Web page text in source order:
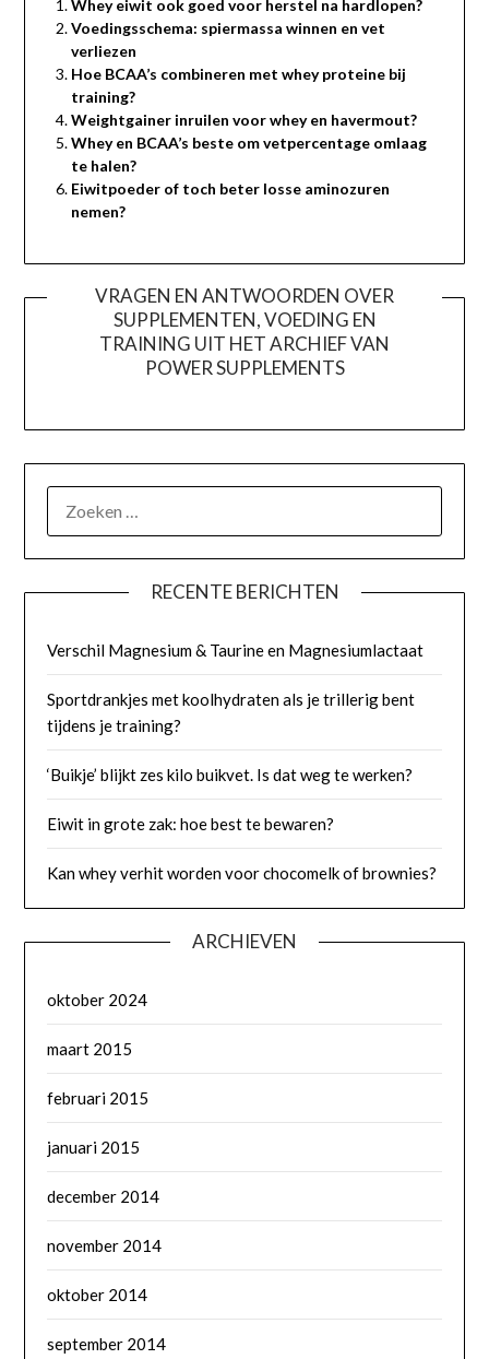
Whey eiwit ook goed voor herstel na hardlopen?
Voedingsschema: spiermassa winnen en vet
verliezen
Hoe BCAA’s combineren met whey proteine bij
training?
Weightgainer inruilen voor whey en havermout?
Whey en BCAA’s beste om vetpercentage omlaag
te halen?
Eiwitpoeder of toch beter losse aminozuren
nemen?
VRAGEN EN ANTWOORDEN OVER
SUPPLEMENTEN, VOEDING EN
TRAINING UIT HET ARCHIEF VAN
POWER SUPPLEMENTS
NAAR:
RECENTE BERICHTEN
Verschil Magnesium & Taurine en Magnesiumlactaat
Sportdrankjes met koolhydraten als je trillerig bent
tijdens je training?
‘Buikje’ blijkt zes kilo buikvet. Is dat weg te werken?
Eiwit in grote zak: hoe best te bewaren?
Kan whey verhit worden voor chocomelk of brownies?
ARCHIEVEN
oktober 2024
maart 2015
februari 2015
januari 2015
december 2014
november 2014
oktober 2014
september 2014